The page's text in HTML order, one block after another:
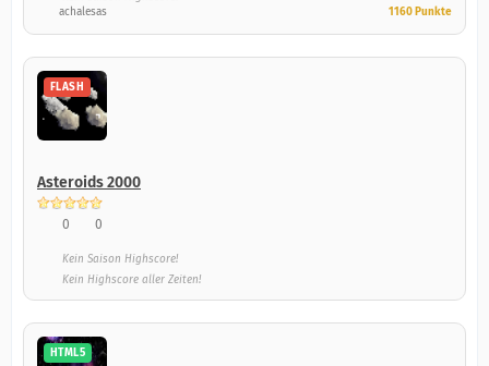
achalesas
1160 Punkte
FLASH
Asteroids 2000
0 0
Kein Saison Highscore!
Kein Highscore aller Zeiten!
HTML5